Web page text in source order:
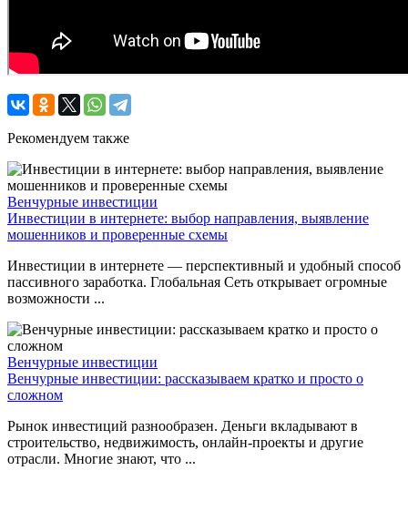
Рекомендуем также
Венчурные инвестиции
Инвестиции в интернете: выбор направления, выявление
мошенников и проверенные схемы
Инвестиции в интернете — перспективный и удобный способ
пассивного заработка. Глобальная Сеть открывает огромные
возможности ...
Венчурные инвестиции
Венчурные инвестиции: рассказываем кратко и просто о
сложном
Рынок инвестиций разнообразен. Деньги вкладывают в
строительство, недвижимость, онлайн-проекты и другие
отрасли. Многие знают, что ...